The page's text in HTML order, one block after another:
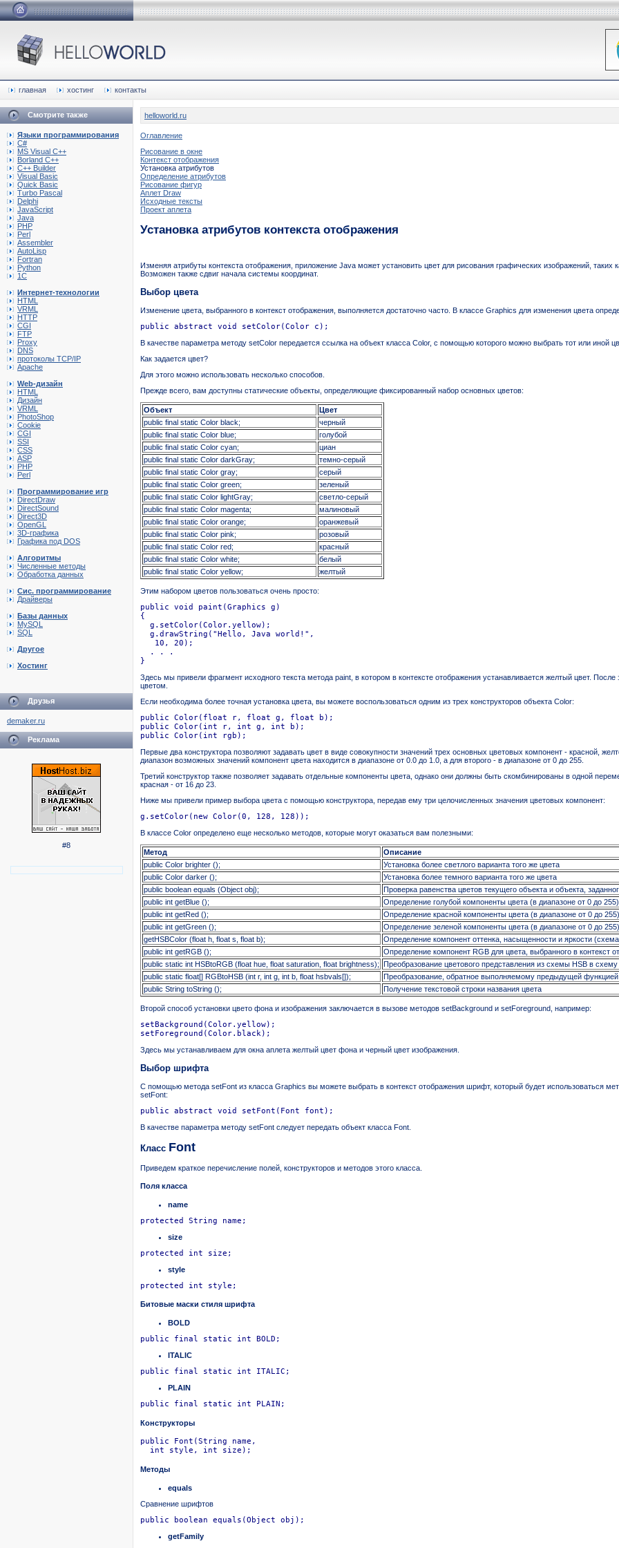
главная хостинг контакты
Смотрите также
Языки программирования
C#
MS Visual C++
Borland C++
C++ Builder
Visual Basic
Quick Basic
Turbo Pascal
Delphi
JavaScript
Java
PHP
Perl
Assembler
AutoLisp
Fortran
Python
1C
Интернет-технологии
HTML
VRML
HTTP
CGI
FTP
Proxy
DNS
протоколы TCP/IP
Apache
Web-дизайн
HTML
Дизайн
VRML
PhotoShop
Cookie
CGI
SSI
CSS
ASP
PHP
Perl
Программирование игр
DirectDraw
DirectSound
Direct3D
OpenGL
3D-графика
Графика под DOS
Алгоритмы
Численные методы
Обработка данных
Сис. программирование
Драйверы
Базы данных
MySQL
SQL
Другое
Хостинг
Друзья
demaker.ru
Реклама
#8
helloworld.ru
Оглавление
Рисование в окне
Контекст отображения
Установка атрибутов
Определение атрибутов
Рисование фигур
Аплет Draw
Исходные тексты
Проект аплета
Установка атрибутов контекста отображения
Изменяя атрибуты контекста отображения, приложение Java может установить цвет для рисования графических изображений,
Возможен также сдвиг начала системы координат.
Выбор цвета
Изменение цвета, выбранного в контекст отображения, выполняется достаточно часто. В классе Graphics для изменения цвета
public abstract void setColor(Color c);
В качестве параметра методу setColor передается ссылка на объект класса Color, с помощью которого можно выбрать тот или иной
Как задается цвет?
Для этого можно использовать несколько способов.
Прежде всего, вам доступны статические объекты, определяющие фиксированный набор основных цветов:
Объект
Цвет
public final static Color black;
черный
public final static Color blue;
голубой
public final static Color cyan;
циан
public final static Color darkGray;
темно-серый
public final static Color gray;
серый
public final static Color green;
зеленый
public final static Color lightGray;
светло-серый
public final static Color magenta;
малиновый
public final static Color orange;
оранжевый
public final static Color pink;
розовый
public final static Color red;
красный
public final static Color white;
белый
public final static Color yellow;
желтый
Этим набором цветов пользоваться очень просто:
public void paint(Graphics g)
{
  g.setColor(Color.yellow);
  g.drawString("Hello, Java world!",
   10, 20);
  . . .
}
Здесь мы привели фрагмент исходного текста метода paint, в котором в контексте отображения устанавливается желтый цвет.
цветом.
Если необходима более точная установка цвета, вы можете воспользоваться одним из трех конструкторов объекта Color:
public Color(float r, float g, float b);
public Color(int r, int g, int b);
public Color(int rgb);
Первые два конструктора позволяют задавать цвет в виде совокупности значений трех основных цветовых компонент - красной,
диапазон возможных значений компонент цвета находится в диапазоне от 0.0 до 1.0, а для второго - в диапазоне от 0 до 255.
Третий конструктор также позволяет задавать отдельные компоненты цвета, однако они должны быть скомбинированы в одной
красная - от 16 до 23.
Ниже мы привели пример выбора цвета с помощью конструктора, передав ему три целочисленных значения цветовых компонент:
g.setColor(new Color(0, 128, 128));
В классе Color определено еще несколько методов, которые могут оказаться вам полезными:
Метод
Описание
public Color brighter ();
Установка более светлого варианта того же цвета
public Color darker ();
Установка более темного варианта того же цвета
public boolean equals (Object obj);
Проверка равенства цветов текущего объекта и объекта,
public int getBlue ();
Определение голубой компоненты цвета (в диапазоне от 0 до 255)
public int getRed ();
Определение красной компоненты цвета (в диапазоне от 0 до 255)
public int getGreen ();
Определение зеленой компоненты цвета (в диапазоне от 0 до 255)
getHSBColor (float h, float s, float b);
Определение компонент оттенка, насыщенности и яркости
public int getRGB ();
Определение компонент RGB для цвета, выбранного в контекст
public static int HSBtoRGB (float hue, float saturation, float brightness); Преобразование цветового представления из схемы HSB в
public static float[] RGBtoHSB (int r, int g, int b, float hsbvals[]);
Преобразование, обратное выполняемому предыдущей функцией
public String toString ();
Получение текстовой строки названия цвета
Второй способ установки цвето фона и изображения заключается в вызове методов setBackground и setForeground, например:
setBackground(Color.yellow);
setForeground(Color.black);
Здесь мы устанавливаем для окна аплета желтый цвет фона и черный цвет изображения.
Выбор шрифта
С помощью метода setFont из класса Graphics вы можете выбрать в контекст отображения шрифт, который будет использоваться
setFont:
public abstract void setFont(Font font);
В качестве параметра методу setFont следует передать объект класса Font.
Класс Font
Приведем краткое перечисление полей, конструкторов и методов этого класса.
Поля класса
name
size
protected int size;
style
protected int style;
Битовые маски стиля шрифта
BOLD
ITALIC
PLAIN
Конструкторы
public Font(String name,
  int style, int size);
Методы
equals
Сравнение шрифтов
getFamily